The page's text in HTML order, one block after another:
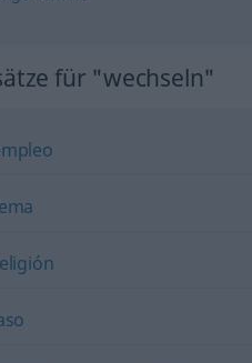
für "wechseln"